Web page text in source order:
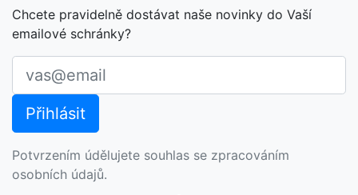
Chcete pravidelně dostávat naše novinky do Vaší
emailové schránky?
Potvrzením údělujete souhlas se zpracováním
osobních údajů.